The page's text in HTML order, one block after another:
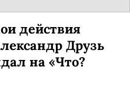
действия
Друзь
на «Что?